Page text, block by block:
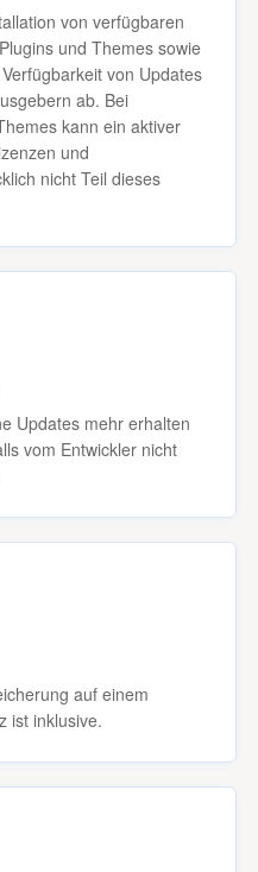
von verfügbaren
und Themes sowie
von Updates
ab. Bei
kann ein aktiver
und
nicht Teil dieses
Updates mehr erhalten
vom Entwickler nicht
auf einem
ist inklusive.